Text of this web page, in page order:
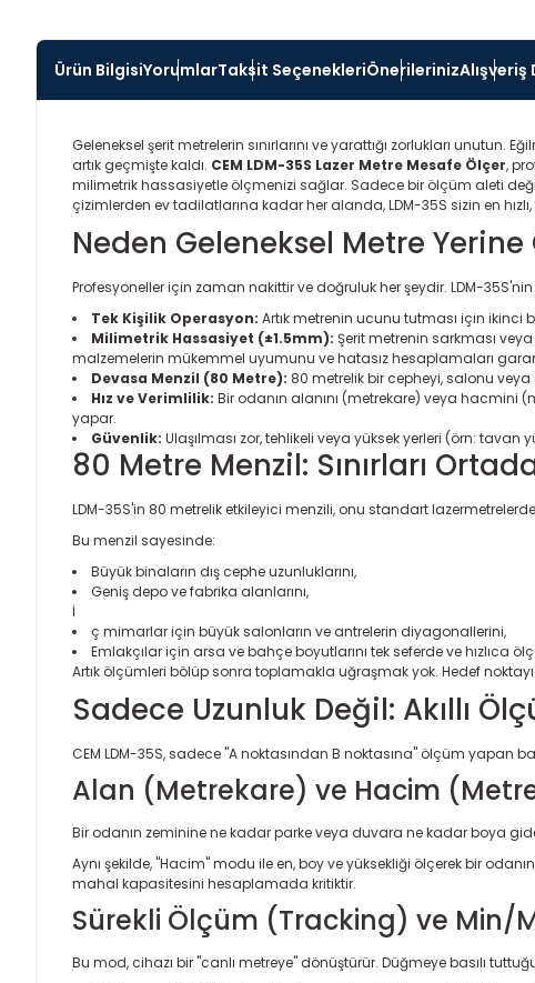
Ürün BilgisiYorumlarTaksit SeçenekleriÖnerilerinizAlışveriş
Geleneksel şerit metrelerin sınırlarını ve yarattığı zorlukları
artık geçmişte kaldı. CEM LDM-35S Lazer Metre Mesafe Ölçer,
milimetrik hassasiyetle ölçmenizi sağlar. Sadece bir ölçüm aleti
çizimlerden ev tadilatlarına kadar her alanda, LDM-35S sizin en
Neden Geleneksel Metre Yerine
Profesyoneller için zaman nakittir ve doğruluk her şeydir. LDM-
Tek Kişilik Operasyon: Artık metrenin ucunu tutması için ikinci
Milimetrik Hassasiyet (±1.5mm): Şerit metrenin sarkması
malzemelerin mükemmel uyumunu ve hatasız hesaplamaları
Devasa Menzil (80 Metre): 80 metrelik bir cepheyi, salonu veya
Hız ve Verimlilik: Bir odanın alanını (metrekare) veya hacmini
yapar.
Güvenlik: Ulaşılması zor, tehlikeli veya yüksek yerleri (örn:
80 Metre Menzil: Sınırları
LDM-35S'in 80 metrelik etkileyici menzili, onu standart
Bu menzil sayesinde:
Büyük binaların dış cephe uzunluklarını,
Geniş depo ve fabrika alanlarını,
İ
ç mimarlar için büyük salonların ve antrelerin diyagonallerini,
Emlakçılar için arsa ve bahçe boyutlarını tek seferde ve hızlıca
Artık ölçümleri bölüp sonra toplamakla uğraşmak yok. Hedef
Sadece Uzunluk Değil: Akıllı
CEM LDM-35S, sadece "A noktasından B noktasına" ölçüm yapan
Alan (Metrekare) ve Hacim
Bir odanın zeminine ne kadar parke veya duvara ne kadar boya
Aynı şekilde, "Hacim" modu ile en, boy ve yüksekliği ölçerek bir
mahal kapasitesini hesaplamada kritiktir.
Sürekli Ölçüm (Tracking) ve Min/
Bu mod, cihazı bir "canlı metreye" dönüştürür. Düğmeye basılı